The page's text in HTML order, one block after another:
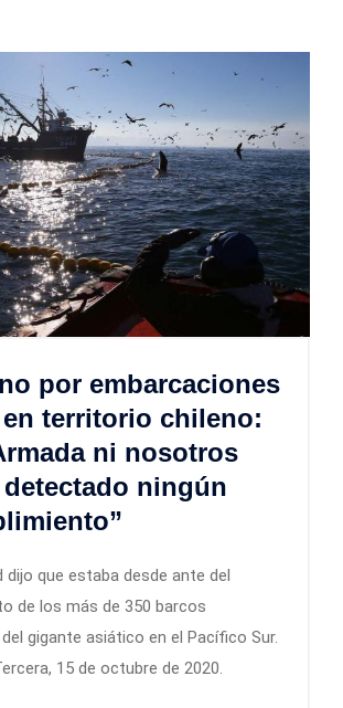
por embarcaciones
territorio chileno:
ni nosotros
ningún
dijo que estaba desde ante del
de los más de 350 barcos
gigante asiático en el Pacífico Sur.
15 de octubre de 2020.